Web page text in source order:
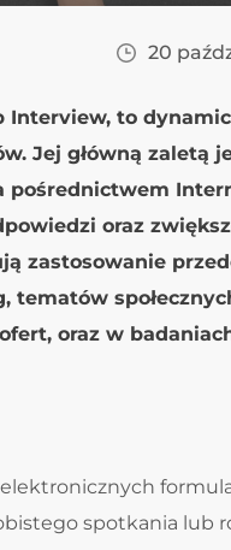
20
Interview, to
Jej główną zaletą
pośrednictwem
oraz
zastosowanie
tematów
oraz w
spotkania lub